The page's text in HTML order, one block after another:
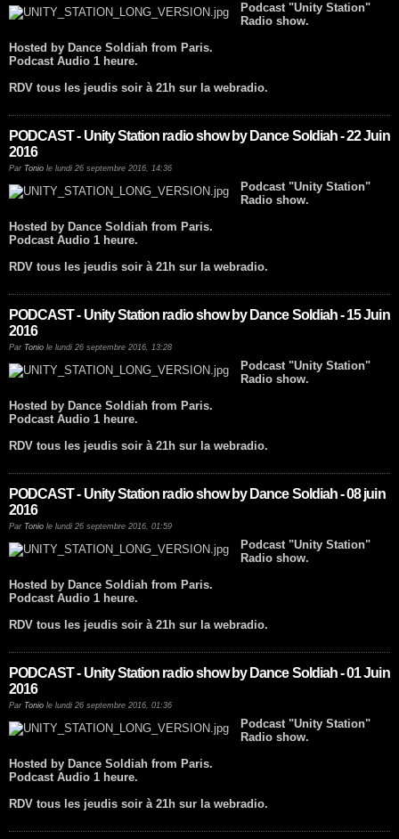
Podcast "Unity Station"
Radio show.
Hosted by Dance Soldiah from Paris.
Podcast Audio 1 heure.
RDV tous les jeudis soir à 21h sur la webradio.
PODCAST - Unity Station radio show by Dance Soldiah - 22 Juin
2016
Par Tonio le lundi 26 septembre 2016, 14:36
Podcast "Unity Station"
Radio show.
Hosted by Dance Soldiah from Paris.
Podcast Audio 1 heure.
RDV tous les jeudis soir à 21h sur la webradio.
PODCAST - Unity Station radio show by Dance Soldiah - 15 Juin
2016
Par Tonio le lundi 26 septembre 2016, 13:28
Podcast "Unity Station"
Radio show.
Hosted by Dance Soldiah from Paris.
Podcast Audio 1 heure.
RDV tous les jeudis soir à 21h sur la webradio.
PODCAST - Unity Station radio show by Dance Soldiah - 08 juin
2016
Par Tonio le lundi 26 septembre 2016, 01:59
Podcast "Unity Station"
Radio show.
Hosted by Dance Soldiah from Paris.
Podcast Audio 1 heure.
RDV tous les jeudis soir à 21h sur la webradio.
PODCAST - Unity Station radio show by Dance Soldiah - 01 Juin
2016
Par Tonio le lundi 26 septembre 2016, 01:36
Podcast "Unity Station"
Radio show.
Hosted by Dance Soldiah from Paris.
Podcast Audio 1 heure.
RDV tous les jeudis soir à 21h sur la webradio.